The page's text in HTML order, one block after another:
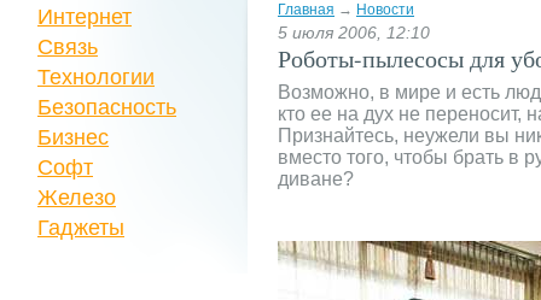
Главная → Новости
5 июля 2006, 12:10
Роботы-пылесосы для
Возможно, в мире и есть
кто ее на дух не переносит,
Признайтесь, неужели вы
вместо того, чтобы брать в
диване?
Интернет
Связь
Технологии
Безопасность
Бизнес
Софт
Железо
Гаджеты